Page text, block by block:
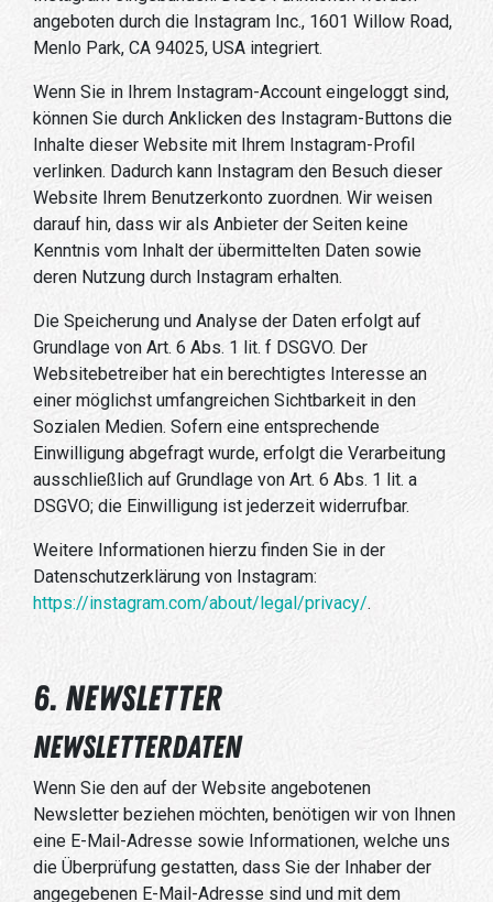
angeboten durch die Instagram Inc., 1601 Willow Road,
Menlo Park, CA 94025, USA integriert.
Wenn Sie in Ihrem Instagram-Account eingeloggt sind,
können Sie durch Anklicken des Instagram-Buttons die
Inhalte dieser Website mit Ihrem Instagram-Profil
verlinken. Dadurch kann Instagram den Besuch dieser
Website Ihrem Benutzerkonto zuordnen. Wir weisen
darauf hin, dass wir als Anbieter der Seiten keine
Kenntnis vom Inhalt der übermittelten Daten sowie
deren Nutzung durch Instagram erhalten.
Die Speicherung und Analyse der Daten erfolgt auf
Grundlage von Art. 6 Abs. 1 lit. f DSGVO. Der
Websitebetreiber hat ein berechtigtes Interesse an
einer möglichst umfangreichen Sichtbarkeit in den
Sozialen Medien. Sofern eine entsprechende
Einwilligung abgefragt wurde, erfolgt die Verarbeitung
ausschließlich auf Grundlage von Art. 6 Abs. 1 lit. a
DSGVO; die Einwilligung ist jederzeit widerrufbar.
Weitere Informationen hierzu finden Sie in der
Datenschutzerklärung von Instagram:
https://instagram.com/about/legal/privacy/.
6. Newsletter
Newsletter­daten
Wenn Sie den auf der Website angebotenen
Newsletter beziehen möchten, benötigen wir von Ihnen
eine E-Mail-Adresse sowie Informationen, welche uns
die Überprüfung gestatten, dass Sie der Inhaber der
angegebenen E-Mail-Adresse sind und mit dem